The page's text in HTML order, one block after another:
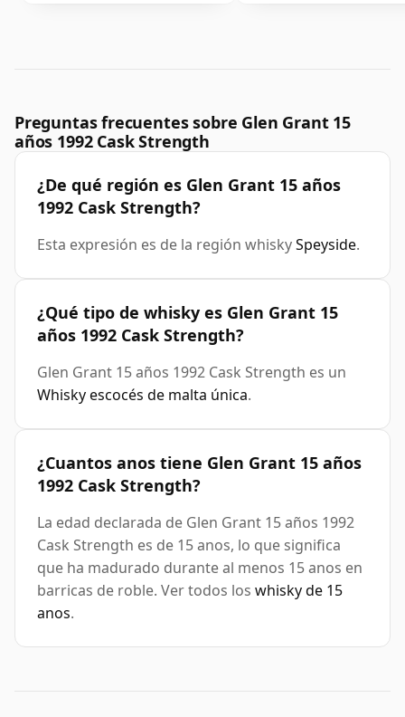
Preguntas frecuentes sobre Glen Grant 15
años 1992 Cask Strength
¿De qué región es Glen Grant 15 años
1992 Cask Strength?
Esta expresión es de la región whiskySpeyside.
¿Qué tipo de whisky es Glen Grant 15
años 1992 Cask Strength?
Glen Grant 15 años 1992 Cask Strength es un
Whisky escocés de malta única.
¿Cuantos anos tiene Glen Grant 15 años
1992 Cask Strength?
La edad declarada de Glen Grant 15 años 1992
Cask Strength es de 15 anos, lo que significa
que ha madurado durante al menos 15 anos en
barricas de roble. Ver todos los whisky de 15
anos.